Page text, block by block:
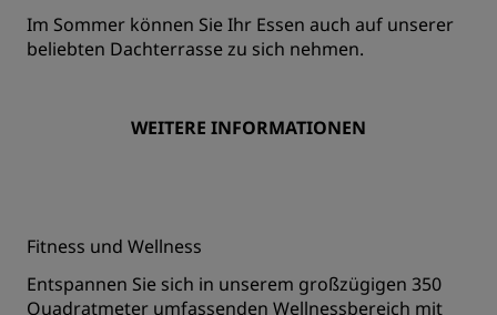
Im Sommer können Sie Ihr Essen auch auf unserer
beliebten Dachterrasse zu sich nehmen.
WEITERE INFORMATIONEN
Fitness und Wellness
Entspannen Sie sich in unserem großzügigen 350
Quadratmeter umfassenden Wellnessbereich mit